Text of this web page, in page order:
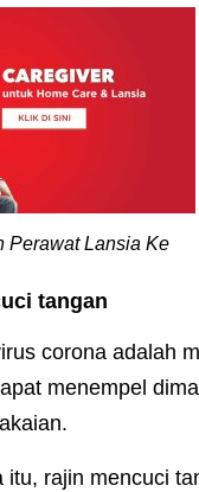
Perawat Lansia Ke
tangan
corona adalah
menempel
itu, rajin mencuci